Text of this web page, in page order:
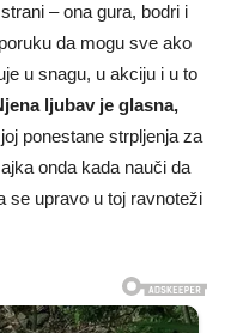
– ona gura, bodri i
da mogu sve ako
u snagu, u akciju i u to
ljubav je glasna,
ponestane strpljenja za
onda kada nauči da
se upravo u toj ravnoteži